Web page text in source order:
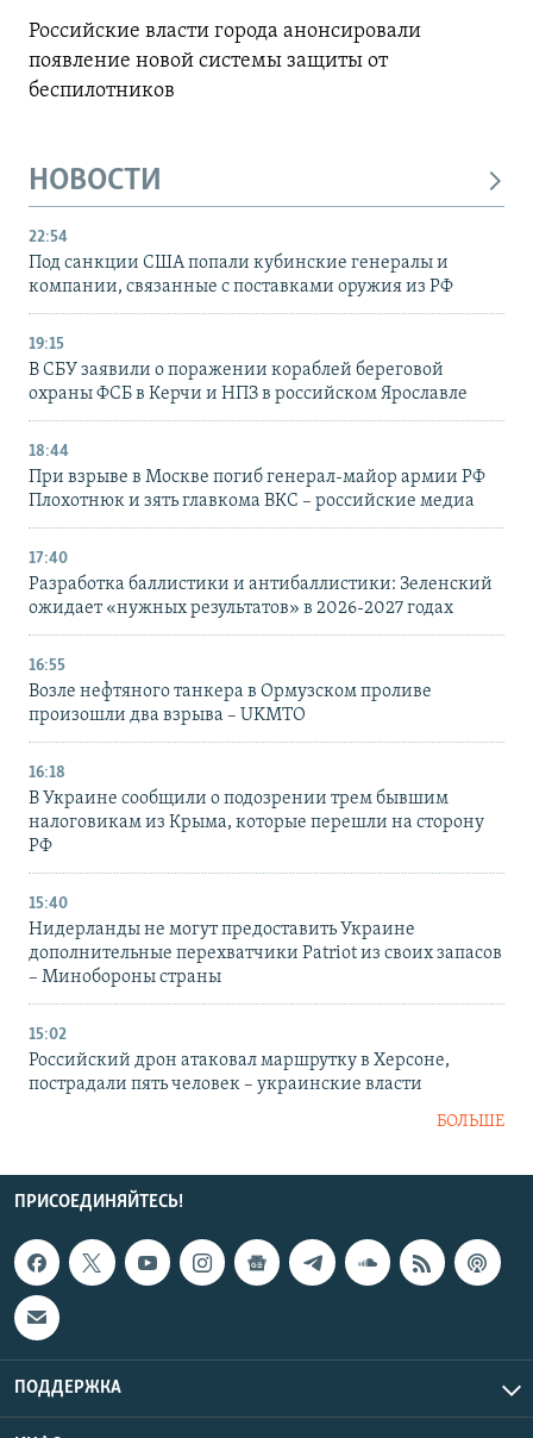
Российские власти города анонсировали
появление новой системы защиты от
беспилотников
НОВОСТИ
22:54
Под санкции США попали кубинские генералы и
компании, связанные с поставками оружия из РФ
19:15
В СБУ заявили о поражении кораблей береговой
охраны ФСБ в Керчи и НПЗ в российском Ярославле
18:44
При взрыве в Москве погиб генерал-майор армии РФ
Плохотнюк и зять главкома ВКС – российские медиа
17:40
Разработка баллистики и антибаллистики: Зеленский
ожидает «нужных результатов» в 2026-2027 годах
16:55
Возле нефтяного танкера в Ормузском проливе
произошли два взрыва – UKMTO
16:18
В Украине сообщили о подозрении трем бывшим
налоговикам из Крыма, которые перешли на сторону
РФ
15:40
Нидерланды не могут предоставить Украине
дополнительные перехватчики Patriot из своих запасов
– Минобороны страны
15:02
Российский дрон атаковал маршрутку в Херсоне,
пострадали пять человек – украинские власти
БОЛЬШЕ
ПРИСОЕДИНЯЙТЕСЬ!
ПОДДЕРЖКА